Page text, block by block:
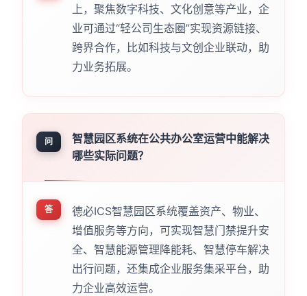
上，聚焦数字科技、文化创意等产业，企
业可通过“轻公司生态圈”实现资源链接、
跨界合作，比如科技与文创企业联动，助
力业务拓展。
问
智慧园区系统在公共办公室运营中能解决
哪些实际问题？
答
德必ICS智慧园区系统覆盖资产、物业、
增值服务等方向，可实现智慧门禁提升安
全、智慧能源管理降能耗、智慧停车解决
出行问题，还集成企业服务集采平台，助
力企业高效运营。